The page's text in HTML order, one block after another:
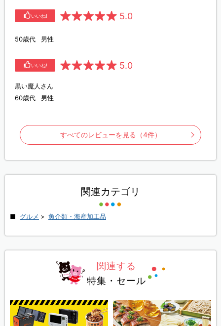
いいね! 5.0
50歳代 男性
いいね! 5.0
黒い魔人さん
60歳代
男性
すべてのレビューを見る（4件）
関連カテゴリ
グルメ > 魚介類・海産加工品
関連する
特集・セール